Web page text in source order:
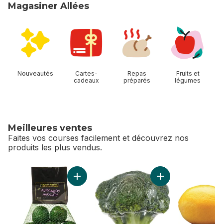
Magasiner Allées
Nouveautés
Cartes-
cadeaux
Repas
préparés
Fruits et
légumes
Meilleures ventes
Faites vos courses facilement et découvrez nos
produits les plus vendus.
sauter Meilleures ventes
Ajouter Sac d'avocat au panierAjouter Couronne